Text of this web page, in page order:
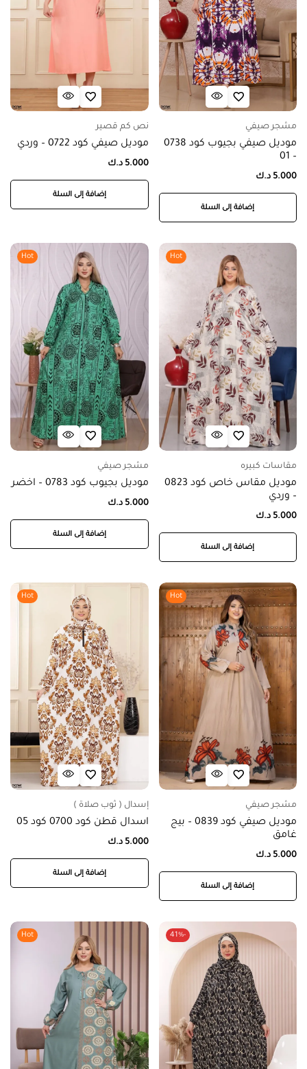
مشجر صيفي
موديل صيفي بجيوب كود 0738
– 01
5.000 د.ك
إضافة إلى السلة
نص كم قصير
موديل صيفي كود 0722 – وردي
5.000 د.ك
إضافة إلى السلة
Hot
مقاسات كبيره
موديل مقاس خاص كود 0823
– وردي
5.000 د.ك
إضافة إلى السلة
Hot
مشجر صيفي
موديل بجيوب كود 0783 – اخضر
5.000 د.ك
إضافة إلى السلة
Hot
مشجر صيفي
موديل صيفي كود 0839 – بيج
غامق
5.000 د.ك
إضافة إلى السلة
Hot
إسدال ( ثوب صلاة )
اسدال قطن كود 0700 كود 05
5.000 د.ك
إضافة إلى السلة
-41%
Hot